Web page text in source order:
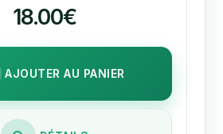
18.00€
AJOUTER AU PANIER